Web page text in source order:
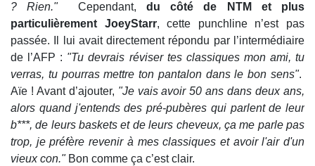
? Rien."Cependant, du côté de NTM et plus
particulièrement JoeyStarr, cette punchline n’est pas
passée. Il lui avait directement répondu par l’intermédiaire
de l’AFP : "Tu devrais réviser tes classiques mon ami, tu
verras, tu pourras mettre ton pantalon dans le bon sens".
Aïe ! Avant d’ajouter, "Je vais avoir 50 ans dans deux ans,
alors quand j'entends des pré-pubères qui parlent de leur
b***, de leurs baskets et de leurs cheveux, ça me parle pas
trop, je préfère revenir à mes classiques et avoir l'air d'un
vieux con."Bon comme ça c’est clair.